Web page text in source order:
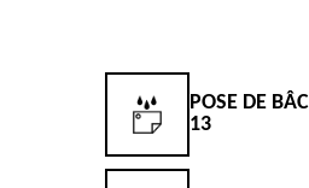
POSE DE
13